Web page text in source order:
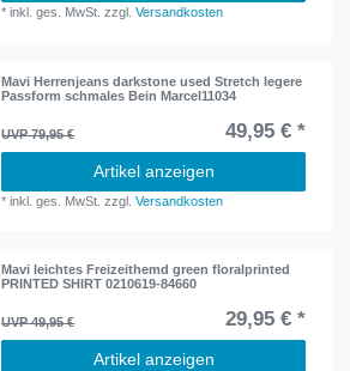
*inkl. ges. MwSt. zzgl.Versandkosten
Mavi Herrenjeans darkstone used Stretch legere
Passform schmales Bein Marcel11034
UVP 79,95 € 49,95 € *
Artikel anzeigen
*inkl. ges. MwSt. zzgl.Versandkosten
Mavi leichtes Freizeithemd green floralprinted
PRINTED SHIRT 0210619-84660
UVP 49,95 € 29,95 € *
Artikel anzeigen